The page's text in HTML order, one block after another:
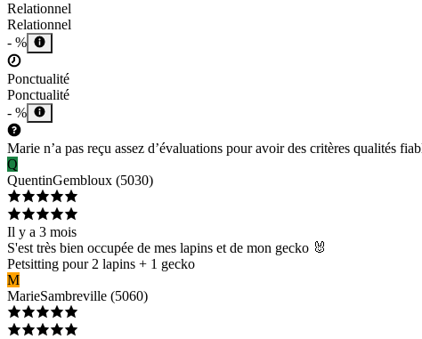
Relationnel
Relationnel
- %
Ponctualité
Ponctualité
- %
Marie n’a pas reçu assez d’évaluations pour avoir des critères qualités
Q
QuentinGembloux (5030)
Il y a 3 mois
S'est très bien occupée de mes lapins et de mon gecko 🐰
Petsitting pour 2 lapins + 1 gecko
M
MarieSambreville (5060)